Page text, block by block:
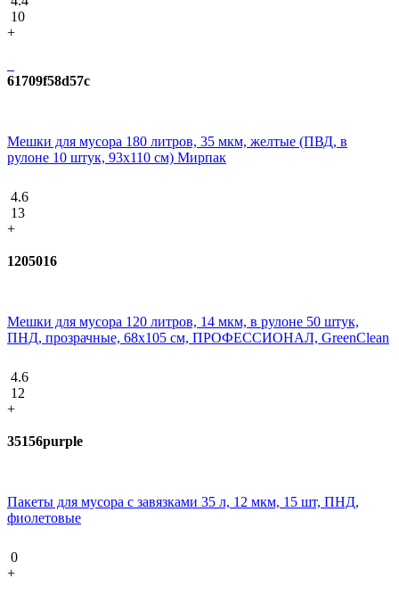
10
+
61709f58d57c
Мешки для мусора 180 литров, 35 мкм, желтые (ПВД, в
рулоне 10 штук, 93x110 см) Мирпак
4.6
13
+
1205016
Мешки для мусора 120 литров, 14 мкм, в рулоне 50 штук,
ПНД, прозрачные, 68х105 см, ПРОФЕССИОНАЛ, GreenClean
4.6
12
+
35156purple
Пакеты для мусора с завязками 35 л, 12 мкм, 15 шт, ПНД,
фиолетовые
0
+